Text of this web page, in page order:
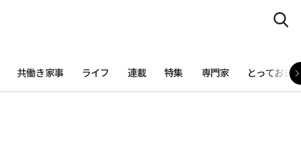
共働き家事 ライフ 連載 特集 専門家 とっておき